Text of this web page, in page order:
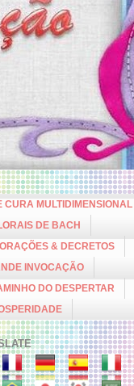
CURA MULTIDIMENSIONAL
DE BACH
ORAÇÕES & DECRETOS
INVOCAÇÃO
DO DESPERTAR